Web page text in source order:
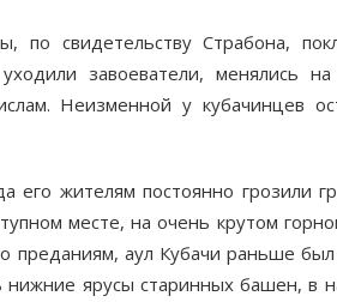
по свидетельству Страбона,
завоеватели, менялись на
Неизменной у кубачинцев
его жителям постоянно грозили
месте, на очень крутом
преданиям, аул Кубачи раньше был
нижние ярусы старинных башен, в